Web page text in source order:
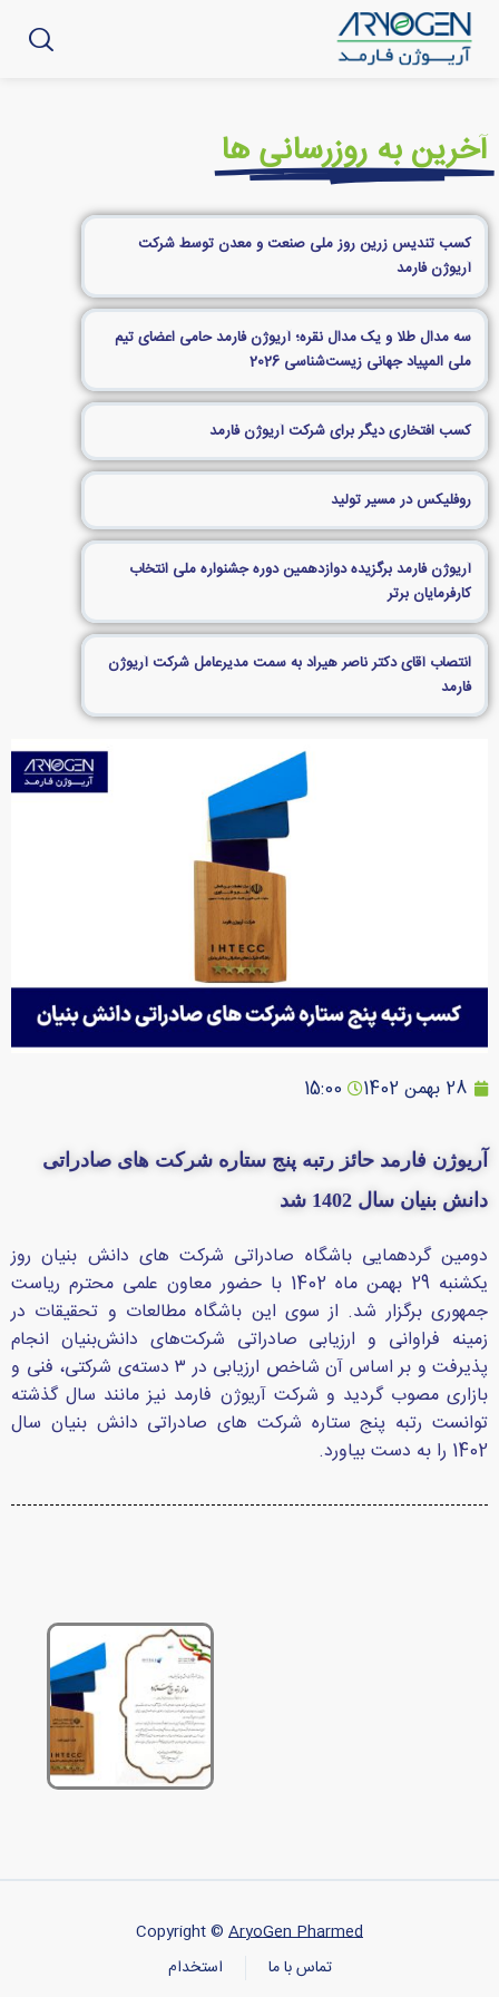
آخرین به روزرسانی ها
کسب تندیس زرین روز ملی صنعت و معدن توسط شرکت
آریوژن فارمد
سه مدال طلا و یک مدال نقره؛ آریوژن فارمد حامی اعضای تیم
ملی المپیاد جهانی زیست‌شناسی 2026
کسب افتخاری دیگر برای شرکت آریوژن فارمد
روفلیکس در مسیر تولید
آریوژن فارمد برگزیده دوازدهمین دوره جشنواره ملی انتخاب
کارفرمایان برتر
انتصاب آقای دکتر ناصر هیراد به سمت مدیرعامل شرکت آریوژن
فارمد
28 بهمن 1402 15:00
آریوژن فارمد حائز رتبه پنج ستاره شرکت های صادراتی
دانش بنیان سال 1402 شد
دومین گردهمایی باشگاه صادراتی شرکت های دانش بنیان روز
یکشنبه 29 بهمن ماه 1402 با حضور معاون علمی محترم ریاست
جمهوری برگزار شد. از سوی این باشگاه مطالعات و تحقیقات در
زمینه فراوانی و ارزیابی صادراتی شرکت‌های دانش‌بنیان انجام
پذیرفت و بر اساس آن شاخص ارزیابی در ۳ دسته‌ی شرکتی، فنی و
بازاری مصوب گردید و شرکت آریوژن فارمد نیز مانند سال گذشته
توانست رتبه پنج ستاره شرکت های صادراتی دانش بنیان سال
1402 را به دست بیاورد.
Copyright © AryoGen Pharmed
استخدام
تماس با ما